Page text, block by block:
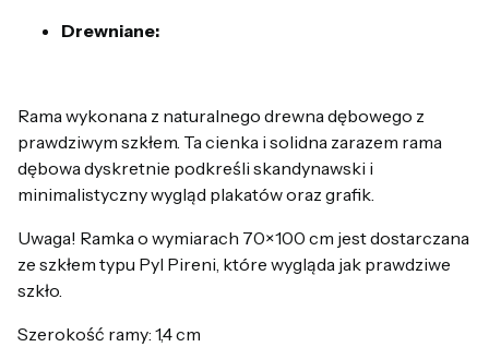
Drewniane:
Rama wykonana z naturalnego drewna dębowego z
prawdziwym szkłem. Ta cienka i solidna zarazem rama
dębowa dyskretnie podkreśli skandynawski i
minimalistyczny wygląd plakatów oraz grafik.
Uwaga! Ramka o wymiarach 70×100 cm jest dostarczana
ze szkłem typu Pyl Pireni, które wygląda jak prawdziwe
szkło.
Szerokość ramy: 1,4 cm